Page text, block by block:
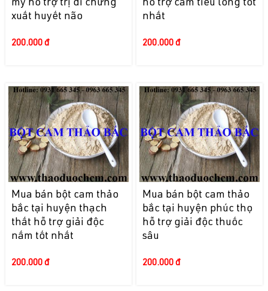
mỹ hỗ trợ trị di chứng
xuất huyết não
200.000 đ
hỗ trợ cầm tiêu lỏng tốt
nhất
200.000 đ
Mua bán bột cam thảo
bắc tại huyện thạch
thất hỗ trợ giải độc
nấm tốt nhất
200.000 đ
Mua bán bột cam thảo
bắc tại huyện phúc thọ
hỗ trợ giải độc thuốc
sâu
200.000 đ